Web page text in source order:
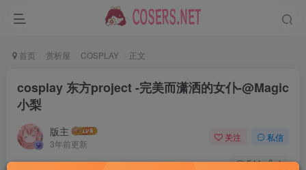
首页 赏析屋 COSPLAY 正文
cosplay 东方project -完美而潇洒的女仆-@Magic
小梨
版主
3年前更新
关注 私信
544 1